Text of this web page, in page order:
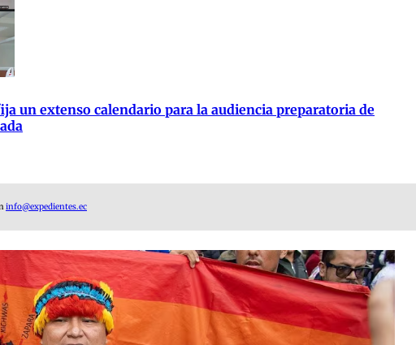
un extenso calendario para la audiencia preparatoria de
info@expedientes.ec